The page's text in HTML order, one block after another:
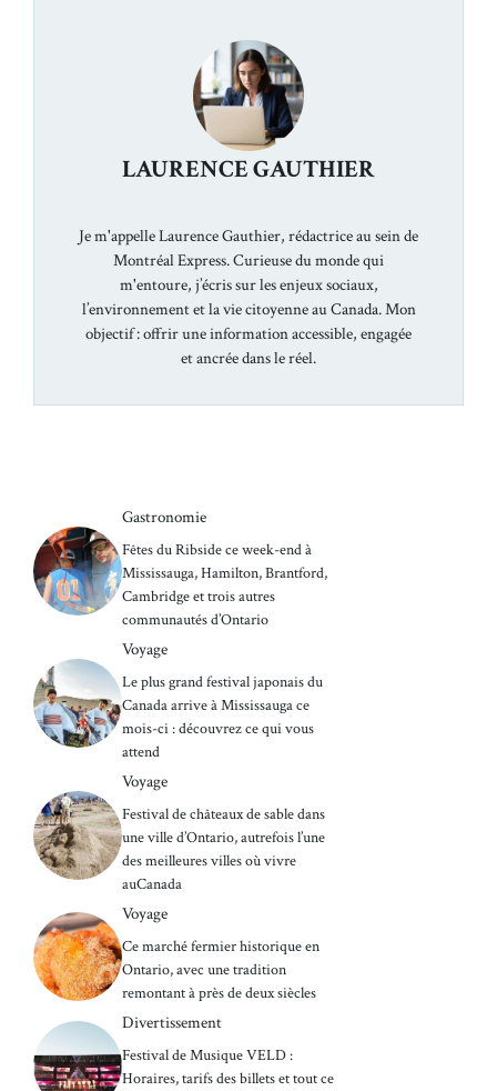
LAURENCE GAUTHIER
Je m'appelle Laurence Gauthier, rédactrice au sein de
Montréal Express. Curieuse du monde qui
m'entoure, j’écris sur les enjeux sociaux,
l’environnement et la vie citoyenne au Canada. Mon
objectif : offrir une information accessible, engagée
et ancrée dans le réel.
Gastronomie
Fêtes du Ribside ce week-end à
Mississauga, Hamilton, Brantford,
Cambridge et trois autres
communautés d’Ontario
Voyage
Le plus grand festival japonais du
Canada arrive à Mississauga ce
mois-ci : découvrez ce qui vous
attend
Voyage
Festival de châteaux de sable dans
une ville d’Ontario, autrefois l’une
des meilleures villes où vivre
auCanada
Voyage
Ce marché fermier historique en
Ontario, avec une tradition
remontant à près de deux siècles
Divertissement
Festival de Musique VELD :
Horaires, tarifs des billets et tout ce